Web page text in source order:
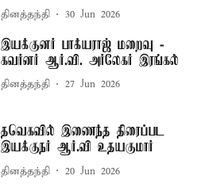
தினத்தந்தி 30 Jun 2026
இயக்குனர் பாக்யராஜ் மறைவு -
கவர்னர் ஆர்.வி. அர்லேகர் இரங்கல்
தினத்தந்தி 27 Jun 2026
தவெகவில் இணைந்த திரைப்பட
இயக்குநர் ஆர்.வி உதயகுமார்
தினத்தந்தி 20 Jun 2026